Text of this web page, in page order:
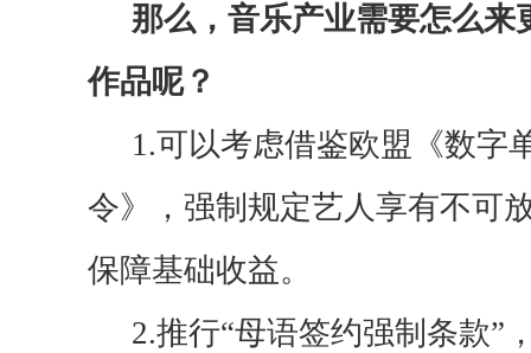
那么， 音乐产业需要怎么来
作品呢？
1.可以考虑借鉴欧盟《数字
令》，强制规定艺人享有不可
保障基础收益。
2.推行“母语签约强制条款”